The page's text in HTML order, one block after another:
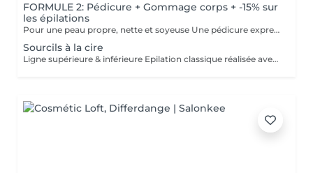
FORMULE 2: Pédicure + Gommage corps + -15% sur
les épilations
Pour une peau propre, nette et soyeuse Une pédicure express au choix rape ou trempage + Coupe et limage des ongles Un gommage du corps (Monoï ou coco) parfait pour préparer la peau au bronzage -15 % Sur toutes vos épilations ( à rajouter à votre RDV) Pour plus de précision, n'hésitez pas whatsapp, SMS ou appel au 661 555 858
Sourcils à la cire
Ligne supérieure & inférieure Epilation classique réalisée avec une cire professionnelle.